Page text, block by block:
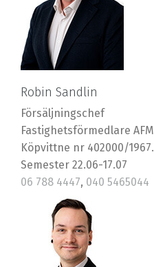
Robin Sandlin
Försäljningschef
Fastighetsförmedlare AFM
Köpvittne nr 402000/1967.
Semester 22.06-17.07
06 788 4447, 040 5465044
robin@riska.fi